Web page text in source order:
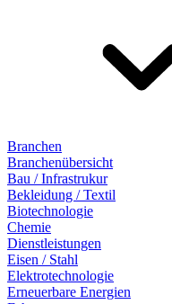
Branchen
Branchenübersicht
Bau / Infrastrukur
Bekleidung / Textil
Biotechnologie
Chemie
Dienstleistungen
Eisen / Stahl
Elektrotechnologie
Erneuerbare Energien